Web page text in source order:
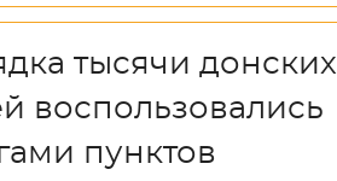
тысячи донских
воспользовались
пунктов